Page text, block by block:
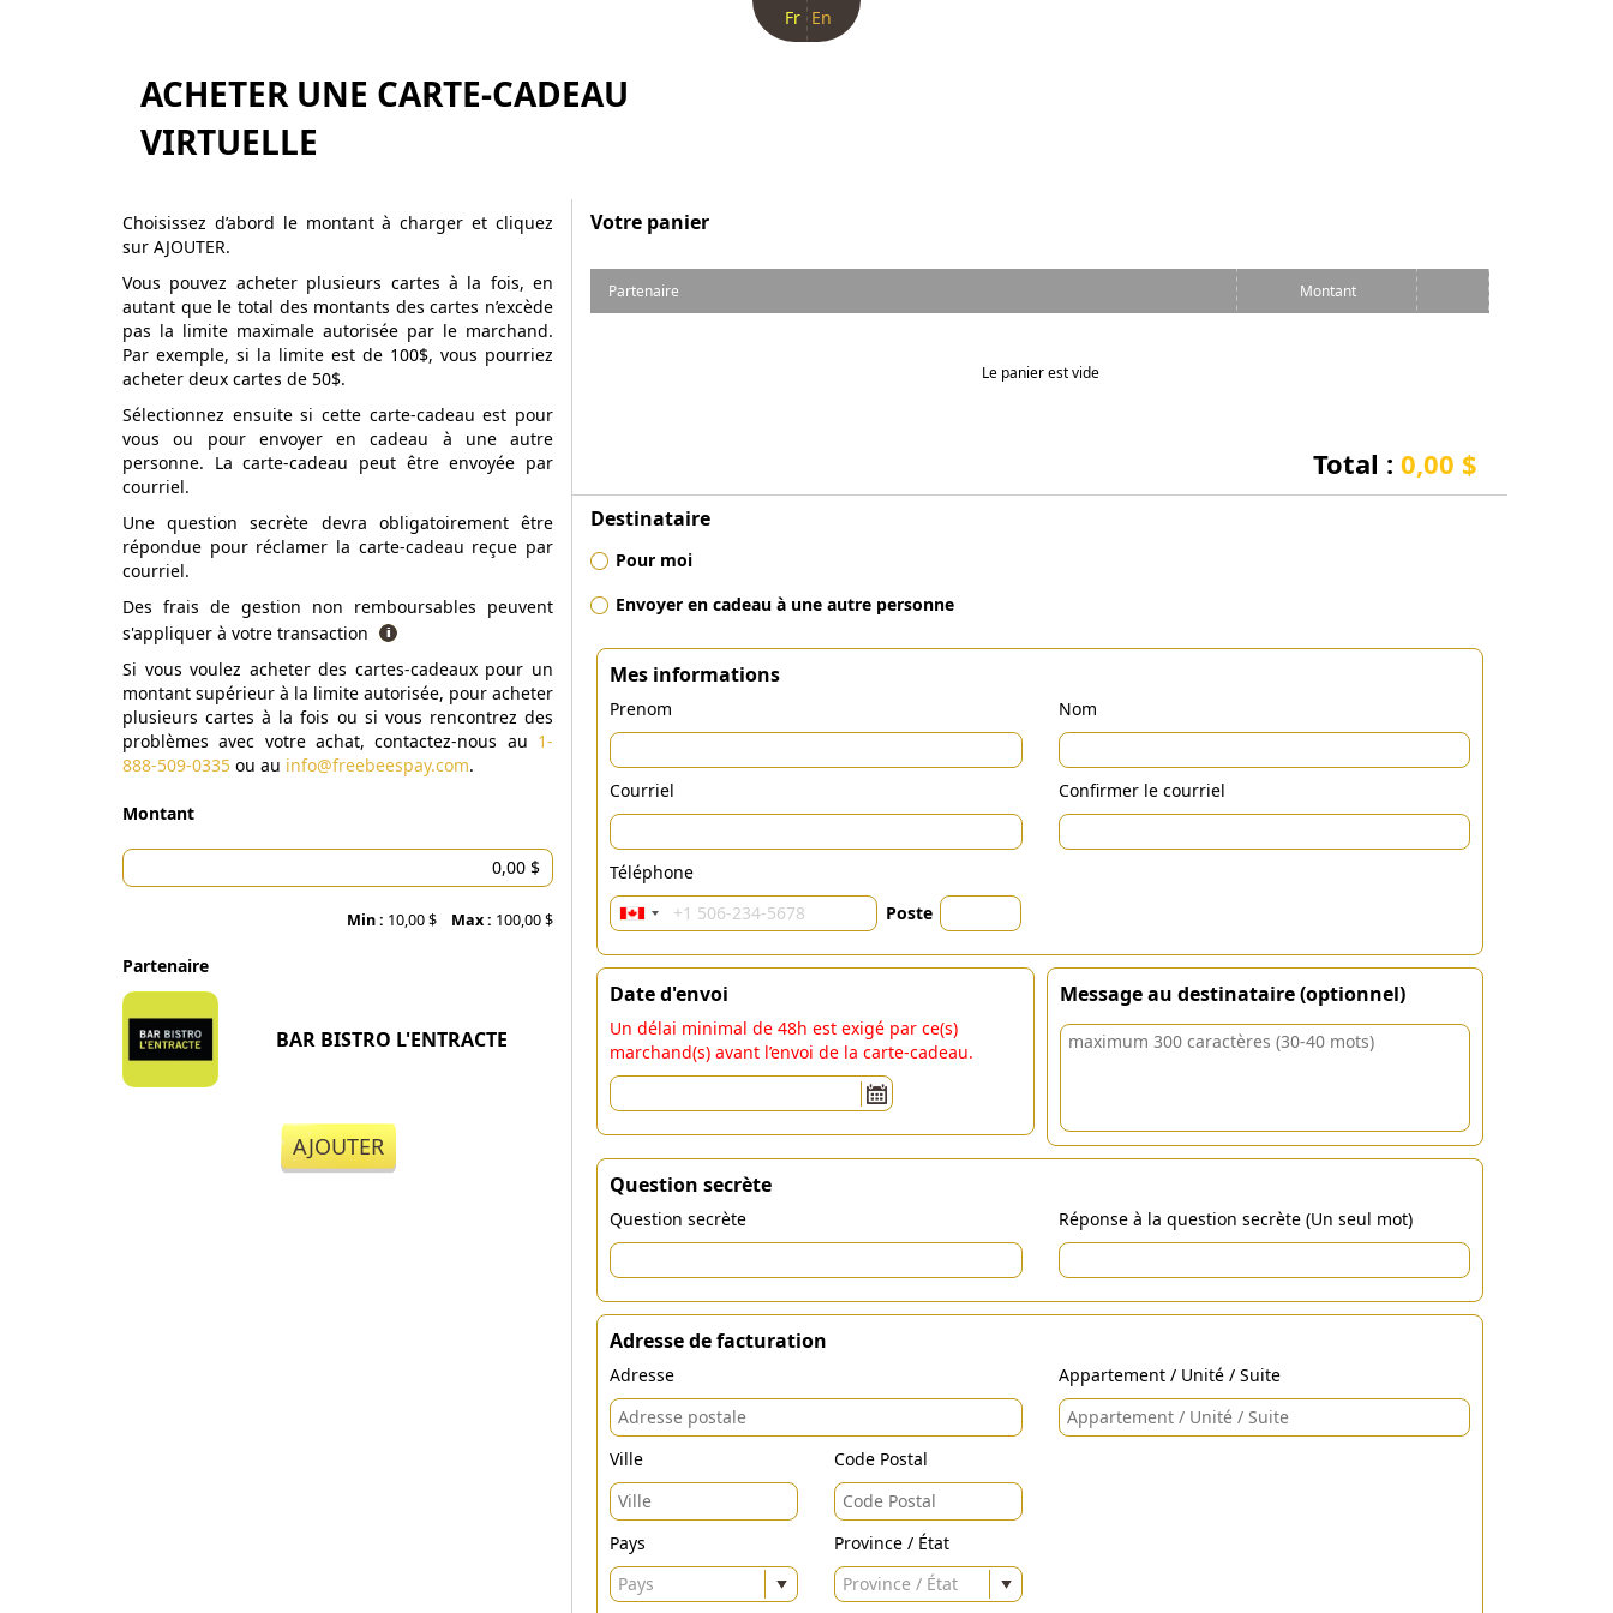
Fr En
ACHETER UNE CARTE-CADEAU
VIRTUELLE
Choisissez d’abord le montant à charger et cliquez
sur AJOUTER.
Vous pouvez acheter plusieurs cartes à la fois, en
autant que le total des montants des cartes n’excède
pas la limite maximale autorisée par le marchand.
Par exemple, si la limite est de 100$, vous pourriez
acheter deux cartes de 50$.
Sélectionnez ensuite si cette carte-cadeau est pour
vous ou pour envoyer en cadeau à une autre
personne. La carte-cadeau peut être envoyée par
courriel.
Une question secrète devra obligatoirement être
répondue pour réclamer la carte-cadeau reçue par
courriel.
Des frais de gestion non remboursables peuvent
s'appliquer à votre transaction
Si vous voulez acheter des cartes-cadeaux pour un
montant supérieur à la limite autorisée, pour acheter
plusieurs cartes à la fois ou si vous rencontrez des
problèmes avec votre achat, contactez-nous au 1-
888-509-0335 ou au info@freebeespay.com.
Montant
Min : 10,00 $ Max : 100,00 $
Partenaire
BAR BISTRO L'ENTRACTE
AJOUTER
Votre panier
Partenaire Montant
Le panier est vide
Total : 0,00 $
Destinataire
Pour moi
Envoyer en cadeau à une autre personne
Mes informations
Prenom Nom
Courriel Confirmer le courriel
Téléphone
Poste
Date d'envoi
Un délai minimal de 48h est exigé par ce(s)
marchand(s) avant l’envoi de la carte-cadeau.
Message au destinataire (optionnel)
Question secrète
Question secrète Réponse à la question secrète (Un seul mot)
Adresse de facturation
Adresse Appartement / Unité / Suite
Ville Code Postal
Pays
Pays
Province / État
Province / État